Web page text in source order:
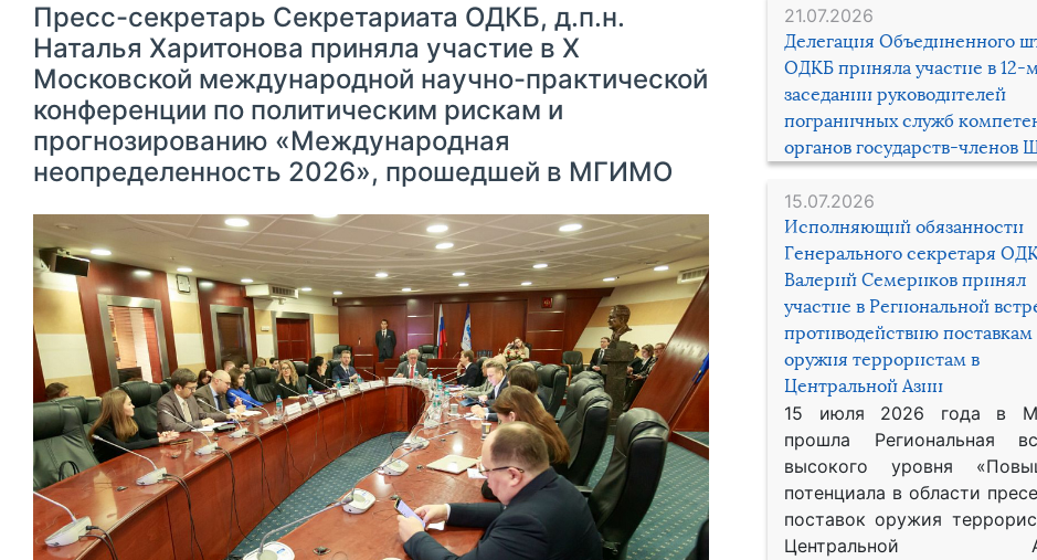
21.07.2026
Делегация Объединенного
ОДКБ приняла участие в 12-
заседании руководителей
пограничных служб
органов государств-членов
15.07.2026
Исполняющий обязанности
Генерального секретаря
Валерий Семериков принял
участие в Региональной
противодействию поставкам
оружия террористам в
Центральной Азии
15 июля 2026 года в
прошла Региональная
высокого уровня
потенциала в области
поставок оружия
Центральной
Пресс-секретарь Секретариата ОДКБ, д.п.н.
Наталья Харитонова приняла участие в X
Московской международной научно-практической
конференции по политическим рискам и
прогнозированию «Международная
неопределенность 2026», прошедшей в МГИМО